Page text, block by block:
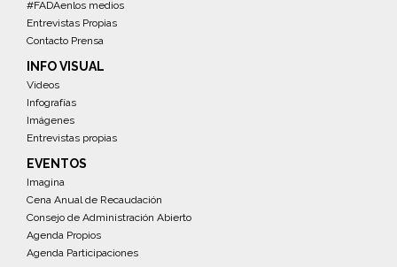
#FADAenlos medios
Entrevistas Propias
Contacto Prensa
INFO VISUAL
Videos
Infografías
Imágenes
Entrevistas propias
EVENTOS
Imagina
Cena Anual de Recaudación
Consejo de Administración Abierto
Agenda Propios
Agenda Participaciones